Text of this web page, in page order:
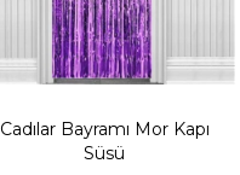
Cadılar Bayramı Mor Kapı
Süsü